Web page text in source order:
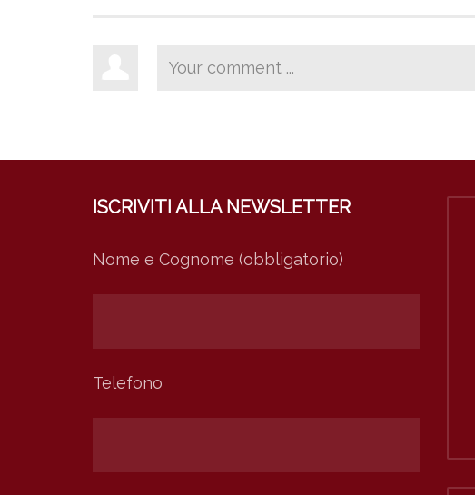
ISCRIVITI ALLA NEWSLETTER
Nome e Cognome (obbligatorio)
Telefono